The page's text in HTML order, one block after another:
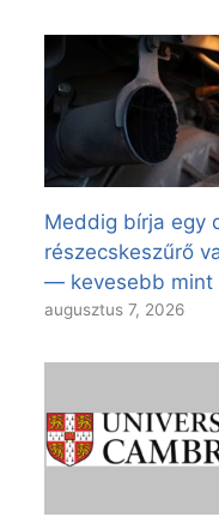
Meddig bírja egy
részecskeszűrő
— kevesebb mint
augusztus 7, 2026